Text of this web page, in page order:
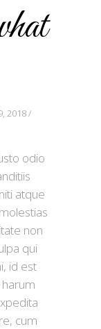
2018
odio
atque
non
qui
id est
cum